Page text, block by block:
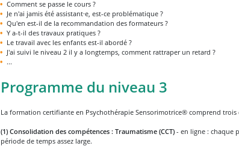
Comment se passe le cours ?
Je n'ai jamis été assistant·e, est-ce problématique ?
Qu'en est-il de la recommandation des formateurs ?
Y a-t-il des travaux pratiques ?
Le travail avec les enfants est-il abordé ?
J'ai suivi le niveau 2 il y a longtemps, comment rattraper un retard ?
...
Programme du niveau 3
La formation certifiante en Psychothérapie Sensorimotrice® comprend trois
(1) Consolidation des compétences : Traumatisme (CCT) - en ligne : chaque
période de temps assez large.